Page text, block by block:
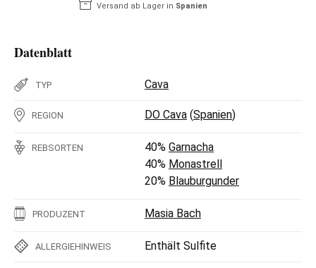
Versand ab Lager in Spanien
Datenblatt
TYP Cava
REGION DO Cava (Spanien)
REBSORTEN 40% Garnacha
40% Monastrell
20% Blauburgunder
PRODUZENT Masia Bach
ALLERGIEHINWEIS Enthält Sulfite